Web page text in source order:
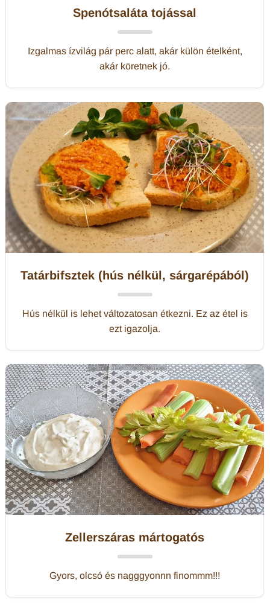
Spenótsaláta tojással
Izgalmas ízvilág pár perc alatt, akár külön ételként,
akár köretnek jó.
Tatárbifsztek (hús nélkül, sárgarépából)
Hús nélkül is lehet változatosan étkezni. Ez az étel is
ezt igazolja.
Zellerszáras mártogatós
Gyors, olcsó és nagggyonnn finommm!!!